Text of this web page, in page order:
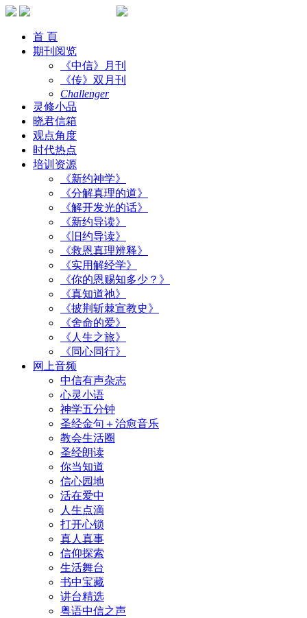
首 頁
期刊阅览
《中信》月刊
《传》双月刊
Challenger
灵修小品
晓君信箱
观点角度
时代热点
培训资源
《新约神学》
《分解真理的道》
《解开发光的话》
《新约导读》
《旧约导读》
《救恩真理辨释》
《实用解经学》
《你的恩赐知多少？》
《真知道祂》
《披荆斩棘宣教史》
《舍命的爱》
《人生之旅》
《同心同行》
网上音频
中信有声杂志
心灵小语
神学五分钟
圣经金句＋治愈音乐
教会生活圈
圣经朗读
你当知道
信心园地
活在爱中
人生点滴
打开心锁
真人真事
信仰探索
生活舞台
书中宝藏
讲台精选
粤语中信之声